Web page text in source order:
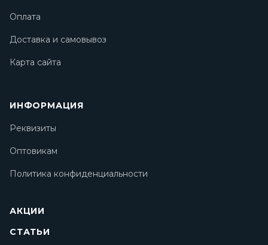
Оплата
Доставка и самовывоз
Карта сайта
ИНФОРМАЦИЯ
Реквизиты
Оптовикам
Политика конфиденциальности
АКЦИИ
СТАТЬИ